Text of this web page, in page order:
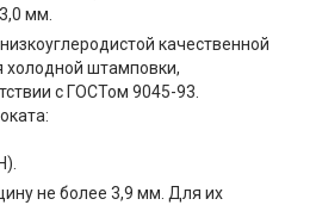
мм.
качественной
холодной штамповки,
с ГОСТом 9045-93.
не более 3,9 мм. Для их